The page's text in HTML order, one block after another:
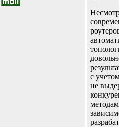
с
не